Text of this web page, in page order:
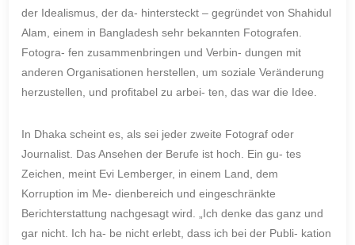
der Idealismus, der da- hintersteckt – gegründet von Shahidul
Alam, einem in Bangladesh sehr bekannten Fotografen.
Fotogra- fen zusammenbringen und Verbin- dungen mit
anderen Organisationen herstellen, um soziale Veränderung
herzustellen, und profitabel zu arbei- ten, das war die Idee.
In Dhaka scheint es, als sei jeder zweite Fotograf oder
Journalist. Das Ansehen der Berufe ist hoch. Ein gu- tes
Zeichen, meint Evi Lemberger, in einem Land, dem
Korruption im Me- dienbereich und eingeschränkte
Berichterstattung nachgesagt wird. „Ich denke das ganz und
gar nicht. Ich ha- be nicht erlebt, dass ich bei der Publi- kation